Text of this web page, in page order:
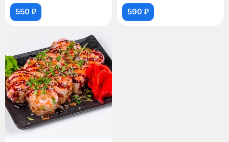
550 ₽ 590 ₽